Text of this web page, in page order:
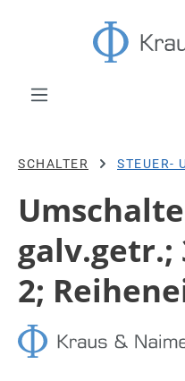
Zum Hauptinhalt springen
SCHALTER STEUER-
galv.getr.;
2;